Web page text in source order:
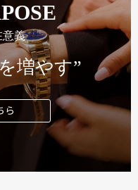
意義
増やす”
ら